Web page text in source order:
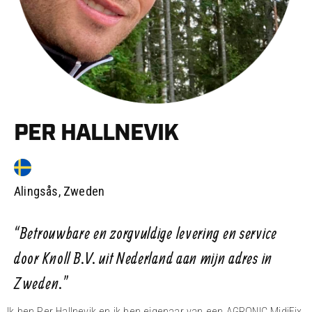
PER HALLNEVIK
Alingsås, Zweden
“Betrouwbare en zorgvuldige levering en service
door Knoll B.V. uit Nederland aan mijn adres in
Zweden.”